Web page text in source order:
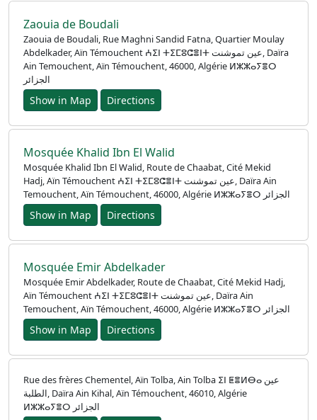
اردو
Zaouia de Boudali
Zaouia de Boudali, Rue Maghni Sandid Fatna, Quartier Moulay
Abdelkader, Aïn Témouchent ⵄⵉⵏ ⵜⵉⵎⵓⵛⴻⵏⵜ عين تموشنت, Daïra
Ain Temouchent, Aïn Témouchent, 46000, Algérie ⵍⵣⵣⴰⵢⴻⵔ
الجزائر
Show in Map Directions
Mosquée Khalid Ibn El Walid
Mosquée Khalid Ibn El Walid, Route de Chaabat, Cité Mekid
Hadj, Aïn Témouchent ⵄⵉⵏ ⵜⵉⵎⵓⵛⴻⵏⵜ عين تموشنت, Daïra Ain
Temouchent, Aïn Témouchent, 46000, Algérie ⵍⵣⵣⴰⵢⴻⵔ الجزائر
Show in Map Directions
Mosquée Emir Abdelkader
Mosquée Emir Abdelkader, Route de Chaabat, Cité Mekid Hadj,
Aïn Témouchent ⵄⵉⵏ ⵜⵉⵎⵓⵛⴻⵏⵜ عين تموشنت, Daïra Ain
Temouchent, Aïn Témouchent, 46000, Algérie ⵍⵣⵣⴰⵢⴻⵔ الجزائر
Show in Map Directions
Rue des frères Chementel, Aïn Tolba, Ain Tolba ⵉⵏ ⵟⴻⵍⴱⴰ عين
الطلبة, Daïra Ain Kihal, Aïn Témouchent, 46010, Algérie
ⵍⵣⵣⴰⵢⴻⵔ الجزائر